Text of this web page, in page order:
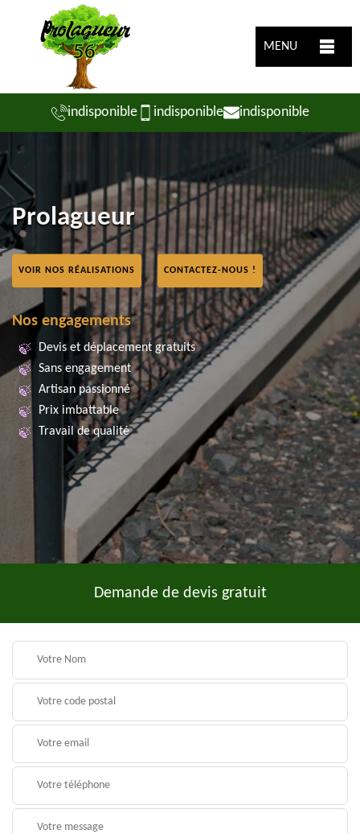
MENU
indisponible indisponible indisponible
Prolagueur
VOIR NOS RÉALISATIONS CONTACTEZ-NOUS !
Nos engagements
Devis et déplacement gratuits
Sans engagement
Artisan passionné
Prix imbattable
Travail de qualité
Demande de devis gratuit